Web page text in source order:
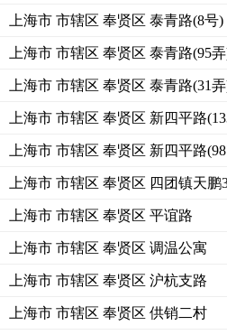
上海市 市辖区 奉贤区 泰青路(8号)
上海市 市辖区 奉贤区 泰青路(95
上海市 市辖区 奉贤区 泰青路(31
上海市 市辖区 奉贤区 新四平路
上海市 市辖区 奉贤区 新四平路
上海市 市辖区 奉贤区 四团镇天鹏
上海市 市辖区 奉贤区 平谊路
上海市 市辖区 奉贤区 调温公寓
上海市 市辖区 奉贤区 沪杭支路
上海市 市辖区 奉贤区 供销二村